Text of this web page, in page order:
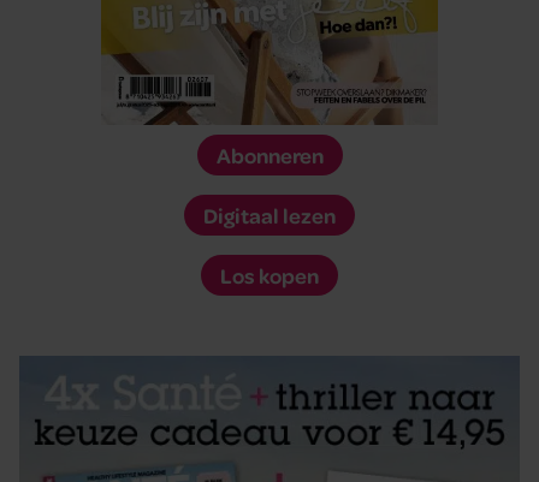
Abonneren
Digitaal lezen
Los kopen